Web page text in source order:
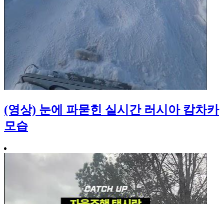
(영상) 눈에 파묻힌 실시간 러시아 캄차카
모습